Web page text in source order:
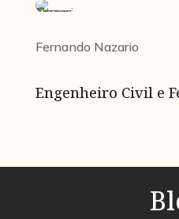
Fernando Nazario
Engenheiro Civil e